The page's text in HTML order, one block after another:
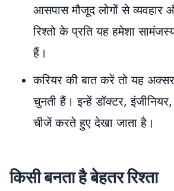
आसपास मौजूद लोगों से
रिश्तो के प्रति यह हमेशा
हैं।
करियर की बात करें तो यह
चुनती हैं। इन्हें डॉक्टर,
चीजें करते हुए देखा जाता है।
किसी बनता है बेहतर रिश्ता